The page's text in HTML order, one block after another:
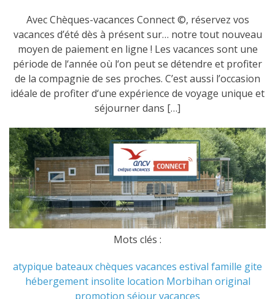
Avec Chèques-vacances Connect ©, réservez vos
vacances d’été dès à présent sur… notre tout nouveau
moyen de paiement en ligne ! Les vacances sont une
période de l‘année où l‘on peut se détendre et profiter
de la compagnie de ses proches. C’est aussi l’occasion
idéale de profiter d‘une expérience de voyage unique et
séjourner dans […]
Mots clés :
atypique bateauxchèques vacances estival famille gite
hébergement insolite location Morbihan original
promotion séjourvacances